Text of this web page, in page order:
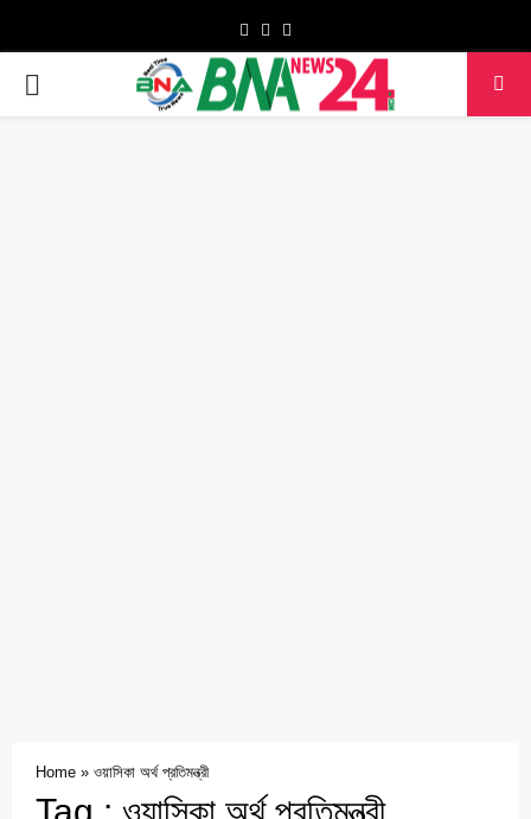
Facebook
Twitter
PRIMARY
Home » ওয়াসিকা অর্থ প্রতিমন্ত্রী